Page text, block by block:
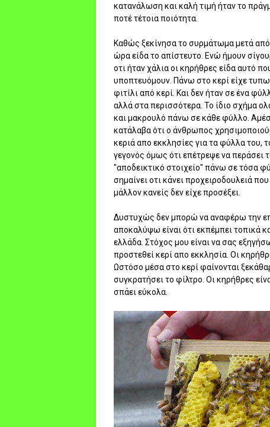
κατανάλωση και καλή τιμή ήταν το
ποτέ τέτοια ποιότητα.
Καθώς ξεκίνησα το συρμάτωμα μετά από
ώρα είδα το απίστευτο. Ενώ ήμουν
οτι ήταν χάλια οι κηρήθρες είδα αυτό
υποπτευόμουν. Πάνω στο κερί είχε
φιτίλι από κερί. Και δεν ήταν σε ένα
αλλά στα περισσότερα. Το ίδιο σχήμα
και μακρουλό πάνω σε κάθε φύλλο.
κατάλαβα ότι ο άνθρωπος
κεριά απο εκκλησίες για τα φύλλα του,
γεγονός όμως ότι επέτρεψε να περάσει
"αποδεικτικό στοιχείο" πάνω σε τόσα
σημαίνει οτι κάνει προχειροδουλειά που
μάλλον κανείς δεν είχε προσέξει.
Δυστυχώς δεν μπορώ να αναφέρω την
αποκαλύψω είναι ότι εκπέμπει τοπικά
ελλάδα. Στόχος μου είναι να σας
προστεθεί κερί απο εκκλησία. Οι
Ωστόσο μέσα στο κερί φαίνονται
συγκρατήσει το φίλτρο. Οι κηρήθρες
σπάει εύκολα.